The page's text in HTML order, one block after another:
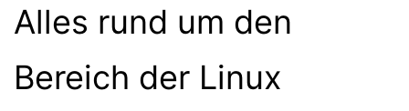
Alles rund um den
Bereich der Linux